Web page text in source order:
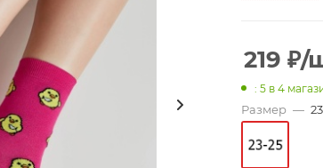
219 ₽/
: 5 в 4
Размер —